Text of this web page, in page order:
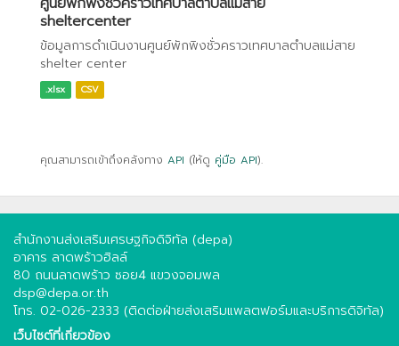
sheltercenter
ข้อมูลการดำเนินงานศูนย์พักพิงชั่วคราวเทศบาลตำบลแม่สาย
shelter center
.xlsx CSV
คุณสามารถเข้าถึงคลังทาง API (ให้ดู คู่มือ API).
สำนักงานส่งเสริมเศรษฐกิจดิจิทัล (depa)
อาคาร ลาดพร้าวฮิลล์
80 ถนนลาดพร้าว ซอย4 แขวงจอมพล
dsp@depa.or.th
โทร. 02-026-2333 (ติดต่อฝ่ายส่งเสริมแพลตฟอร์มและบริการดิจิทัล)
เว็บไซต์ที่เกี่ยวข้อง